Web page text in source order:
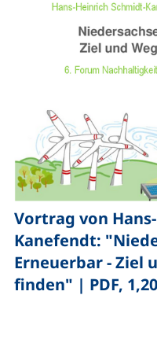
Vortrag von
Kanefendt:
Erneuerbar - Ziel
finden" | PDF,